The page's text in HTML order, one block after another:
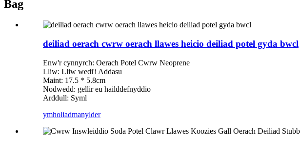
Bag
deiliad oerach cwrw oerach llawes heicio deiliad potel gyda bwcl
Enw'r cynnyrch: Oerach Potel Cwrw Neoprene
Lliw: Lliw wedi'i Addasu
Maint: 17.5 * 5.8cm
Nodwedd: gellir eu hailddefnyddio
Arddull: Syml
ymholiadmanylder